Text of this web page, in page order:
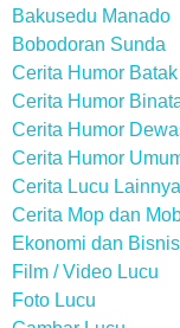
Bakusedu Manado
Bobodoran Sunda
Cerita Humor Batak
Cerita Humor
Cerita Humor
Cerita Humor
Cerita Lucu Lainnya
Cerita Mop dan
Ekonomi dan Bisnis
Film / Video Lucu
Foto Lucu